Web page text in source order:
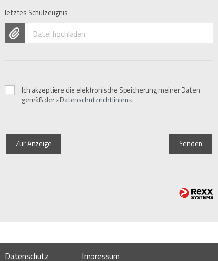
letztes Schulzeugnis
Datei hochladen
Ich akzeptiere die elektronische Speicherung meiner Daten
gemäß der Datenschutzrichtlinien .
Zur Anzeige Senden
Datenschutz Impressum